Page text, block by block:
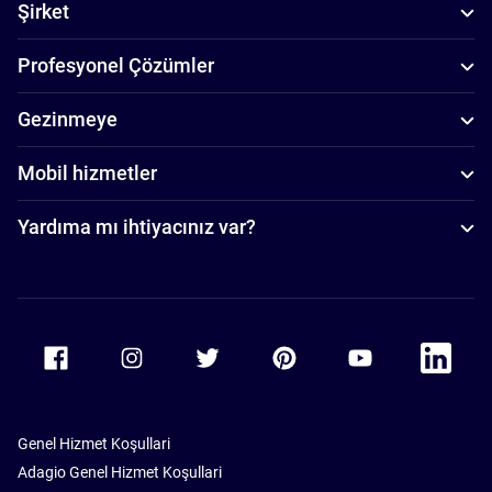
Şirket
Profesyonel Çözümler
Gezinmeye
Mobil hizmetler
Yardıma mı ihtiyacınız var?
Accor Youtube
Accor
Genel Hizmet Koşullari
Adagio Genel Hizmet Koşullari